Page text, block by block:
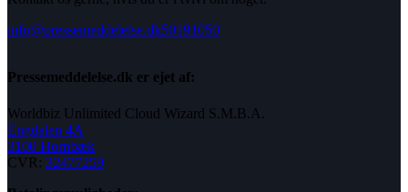
info@pressemeddelelse.dk50191050
Pressemeddelelse.dk er ejet af:
Worldbiz Unlimited Cloud Wizard S.M.B.A.
Engdalen 4A
3100 Hornbæk
CVR: 32477259